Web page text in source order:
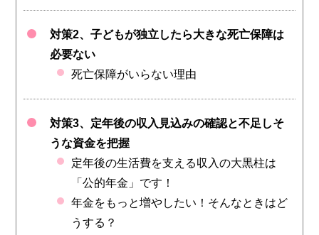
対策2、子どもが独立したら大きな死亡保障は
必要ない
死亡保障がいらない理由
対策3、定年後の収入見込みの確認と不足しそ
うな資金を把握
定年後の生活費を支える収入の大黒柱は
「公的年金」です！
年金をもっと増やしたい！そんなときはど
うする？